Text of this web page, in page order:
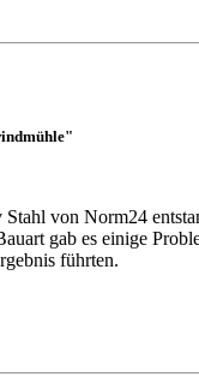
von Norm24
gab es einige
führten.